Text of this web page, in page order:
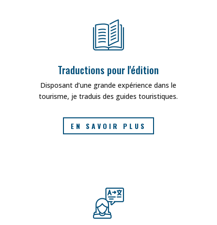
Traductions pour l'édition
Disposant d’une grande expérience dans le
tourisme, je traduis des guides touristiques.
EN SAVOIR PLUS